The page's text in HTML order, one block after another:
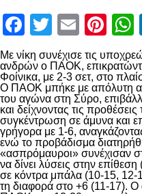
Facebook
Twitter
Email
Με νίκη συνέχισε τις
ανδρών ο ΠΑΟΚ,
Φοίνικα, με 2-3 σετ, στο
Ο ΠΑΟΚ μπήκε με απόλυτη
του αγώνα στη Σύρο,
και δείχνοντας τις
συγκέντρωση σε άμυνα και
γρήγορα με 1-6,
ενώ το προβάδισμα
«ασπρόμαυροι» συνέχισαν
να δίνει λύσεις στην
σε κόντρα μπάλα (10-15, 12-
τη διαφορά στο +6 (11-17). Ο